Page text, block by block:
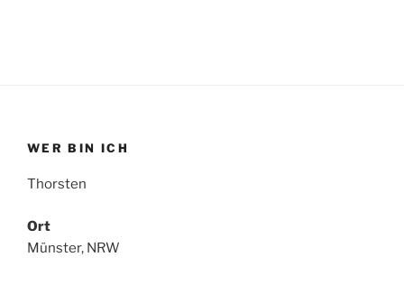
WER BIN ICH
Thorsten
Ort
Münster, NRW